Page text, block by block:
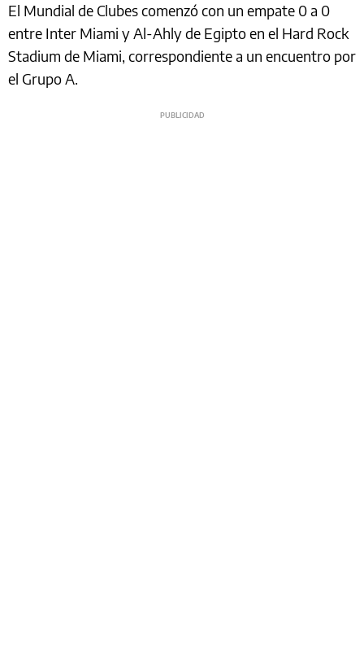
El Mundial de Clubes comenzó con un empate 0 a 0
entre Inter Miami y Al-Ahly de Egipto en el Hard Rock
Stadium de Miami, correspondiente a un encuentro por
el Grupo A.